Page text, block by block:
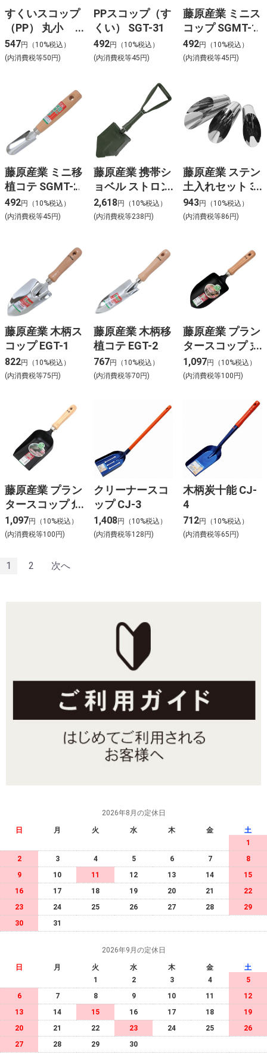
すくいスコップ
（PP） 丸小
SGT-19
547円（10%税込）
(内消費税等50円)
PPスコップ（す
くい） SGT-31
492円（10%税込）
(内消費税等45円)
藤原産業 ミニス
コップ SGMT-1
492円（10%税込）
(内消費税等45円)
藤原産業 ミニ移
植コテ SGMT-2
492円（10%税込）
(内消費税等45円)
藤原産業 携帯シ
ョベル ストロン
グ SGT-34
2,618円（10%税込）
(内消費税等238円)
藤原産業 ステン
土入れセット 3P
SGTS-1
943円（10%税込）
(内消費税等86円)
藤原産業 木柄ス
コップ EGT-1
822円（10%税込）
(内消費税等75円)
藤原産業 木柄移
植コテ EGT-2
767円（10%税込）
(内消費税等70円)
藤原産業 プラン
タースコップ 丸
型 SGT-24
1,097円（10%税込）
(内消費税等100円)
藤原産業 プラン
タースコップ 角
型 SGT-25
1,097円（10%税込）
(内消費税等100円)
クリーナースコ
ップ CJ-3
1,408円（10%税込）
(内消費税等128円)
木柄炭十能 CJ-
4
712円（10%税込）
(内消費税等65円)
1 2 次へ
2026年8月の定休日
日 月 火 水 木 金
土
1
2
3 4 5 6 7
8
9
10 11 12 13 14
15
16
17 18 19 20 21
22
23
24 25 26 27 28
29
30
31
2026年9月の定休日
日 月 火 水 木 金
土
1
2 3 4
5
6
7 8 9 10 11
12
13
14 15 16 17 18
19
20
21 22 23 24 25
26
27
28 29 30